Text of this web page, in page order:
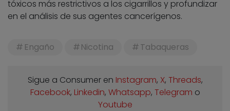
tóxicos más restrictivos a los cigarrillos y profundizar
en el análisis de sus agentes cancerígenos.
Engaño Nicotina Tabaqueras
Sigue a Consumer en Instagram, X, Threads,
Facebook, Linkedin, Whatsapp, Telegram o
Youtube